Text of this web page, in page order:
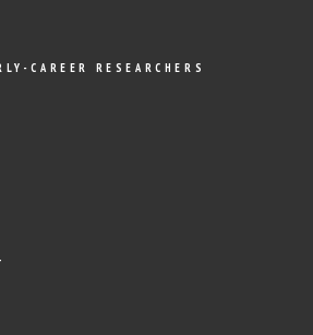
CAREER RESEARCHERS